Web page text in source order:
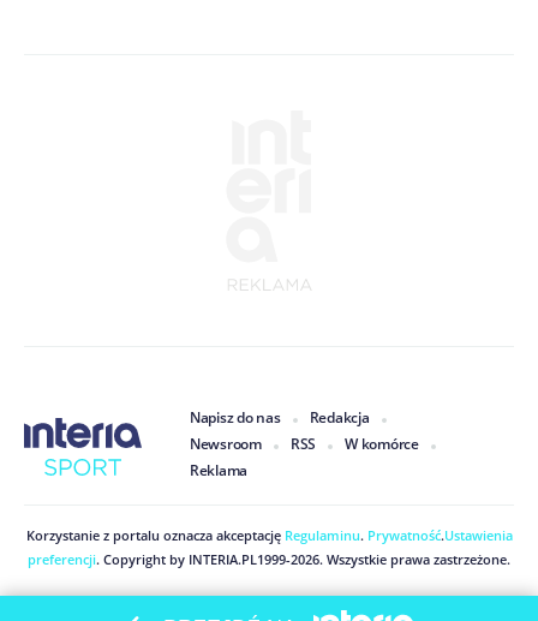
Napisz do nas
Redakcja
Newsroom
RSS
W komórce
Reklama
Korzystanie z portalu oznacza akceptacjęRegulaminu.Prywatność.Ustawienia
preferencji. Copyright by INTERIA.PL1999-2026. Wszystkie prawa zastrzeżone.